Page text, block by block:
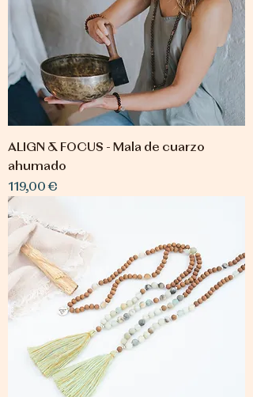
ALIGN & FOCUS - Mala de cuarzo
ahumado
Precio
119,00 €